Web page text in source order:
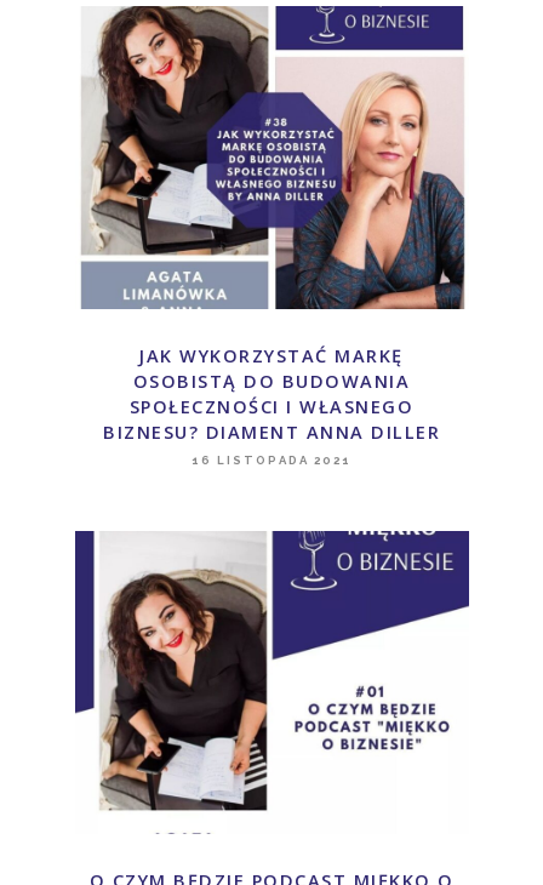
JAK WYKORZYSTAĆ MARKĘ
OSOBISTĄ DO BUDOWANIA
SPOŁECZNOŚCI I WŁASNEGO
BIZNESU? DIAMENT ANNA DILLER
16 LISTOPADA 2021
O CZYM BĘDZIE PODCAST MIĘKKO O